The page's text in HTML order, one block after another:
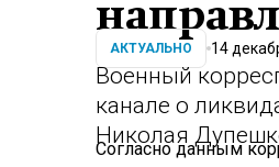
АКТУАЛЬНО 14
Военный
канале о
Николая
Согласно данным